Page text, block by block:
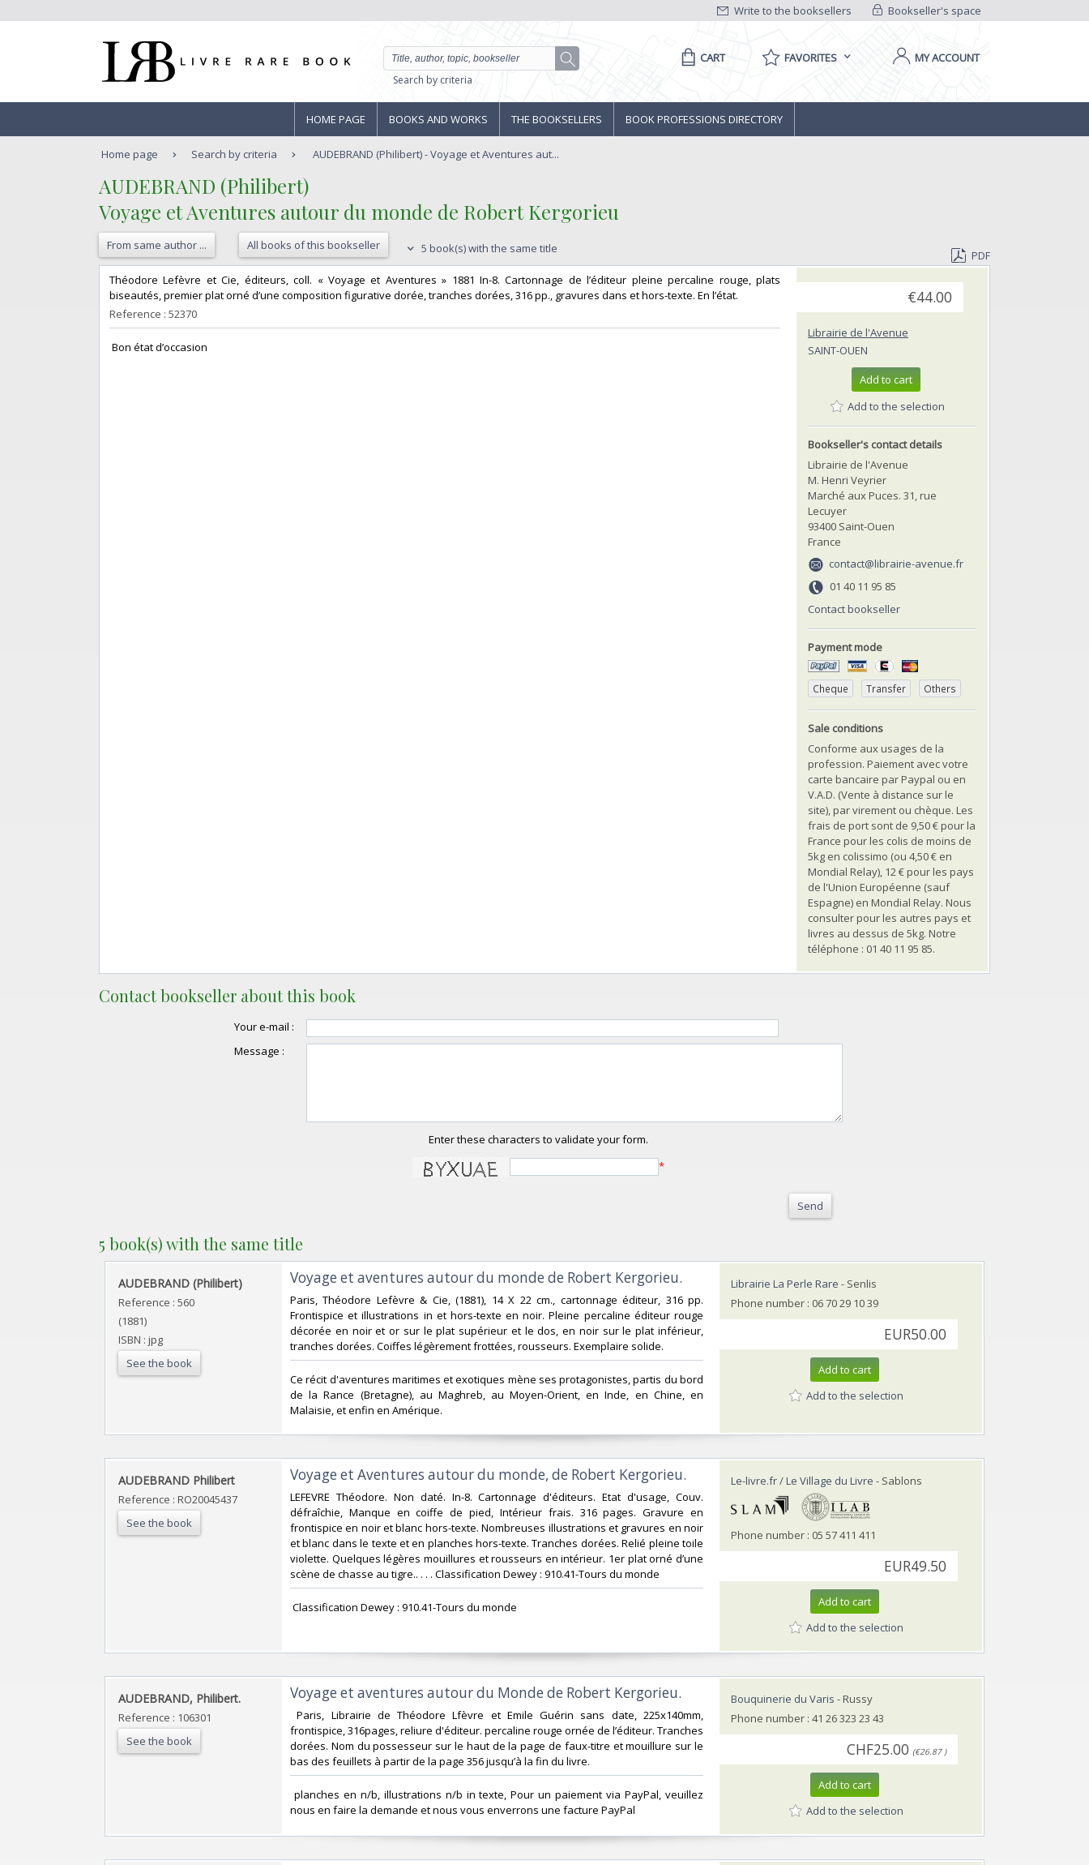
Bookseller's space
Write to the booksellers
Search by criteria
CART FAVORITES MY ACCOUNT
HOME PAGE BOOKS AND WORKS THE BOOKSELLERS BOOK PROFESSIONS DIRECTORY
Home page Search by criteria AUDEBRAND (Philibert) - Voyage et Aventures aut...
‎AUDEBRAND (Philibert)‎
‎Voyage et Aventures autour du monde de Robert Kergorieu‎
From same author ... All books of this bookseller 5 book(s) with the same title
PDF
‎Théodore Lefèvre et Cie, éditeurs, coll. « Voyage et Aventures » 1881 In-8. Cartonnage de l’éditeur pleine percaline rouge, plats
biseautés, premier plat orné d’une composition figurative dorée, tranches dorées, 316 pp., gravures dans et hors-texte. En l’état.‎
Reference : 52370
‎ Bon état d’occasion ‎
€44.00
Librairie de l'Avenue
SAINT-OUEN
Add to cart
Add to the selection
Bookseller's contact details
Librairie de l'Avenue
M. Henri Veyrier
Marché aux Puces. 31, rue
Lecuyer
93400 Saint-Ouen
France
contact@librairie-avenue.fr
01 40 11 95 85
Contact bookseller
Payment mode
Cheque Transfer Others
Sale conditions
Conforme aux usages de la
profession. Paiement avec votre
carte bancaire par Paypal ou en
V.A.D. (Vente à distance sur le
site), par virement ou chèque. Les
frais de port sont de 9,50 € pour la
France pour les colis de moins de
5kg en colissimo (ou 4,50 € en
Mondial Relay), 12 € pour les pays
de l'Union Européenne (sauf
Espagne) en Mondial Relay. Nous
consulter pour les autres pays et
livres au dessus de 5kg. Notre
téléphone : 01 40 11 95 85.
Contact bookseller about this book
Your e-mail :
Message :
Enter these characters to validate your form.
*
Send
5 book(s) with the same title
‎AUDEBRAND (Philibert)‎
Reference : 560
(1881)
ISBN : jpg
See the book
‎Voyage et aventures autour du monde de Robert Kergorieu.‎
‎Paris, Théodore Lefèvre & Cie, (1881), 14 X 22 cm., cartonnage éditeur, 316 pp.
Frontispice et illustrations in et hors-texte en noir. Pleine percaline éditeur rouge
décorée en noir et or sur le plat supérieur et le dos, en noir sur le plat inférieur,
tranches dorées. Coiffes légèrement frottées, rousseurs. Exemplaire solide.‎
‎Ce récit d'aventures maritimes et exotiques mène ses protagonistes, partis du bord
de la Rance (Bretagne), au Maghreb, au Moyen-Orient, en Inde, en Chine, en
Malaisie, et enfin en Amérique. ‎
Librairie La Perle Rare - Senlis
Phone number : 06 70 29 10 39
EUR50.00
Add to cart
Add to the selection
‎AUDEBRAND Philibert‎
Reference : RO20045437
See the book
‎Voyage et Aventures autour du monde, de Robert Kergorieu.‎
‎LEFEVRE Théodore. Non daté. In-8. Cartonnage d'éditeurs. Etat d'usage, Couv.
défraîchie, Manque en coiffe de pied, Intérieur frais. 316 pages. Gravure en
frontispice en noir et blanc hors-texte. Nombreuses illustrations et gravures en noir
et blanc dans le texte et en planches hors-texte. Tranches dorées. Relié pleine toile
violette. Quelques légères mouillures et rousseurs en intérieur. 1er plat orné d’une
scène de chasse au tigre.. . . . Classification Dewey : 910.41-Tours du monde‎
‎ Classification Dewey : 910.41-Tours du monde‎
Le-livre.fr / Le Village du Livre - Sablons
Phone number : 05 57 411 411
EUR49.50
Add to cart
Add to the selection
‎AUDEBRAND, Philibert.‎
Reference : 106301
See the book
‎Voyage et aventures autour du Monde de Robert Kergorieu.‎
‎ Paris, Librairie de Théodore Lfèvre et Emile Guérin sans date, 225x140mm,
frontispice, 316pages, reliure d'éditeur. percaline rouge ornée de l’éditeur. Tranches
dorées. Nom du possesseur sur le haut de la page de faux-titre et mouillure sur le
bas des feuillets à partir de la page 356 jusqu’à la fin du livre. ‎
‎ planches en n/b, illustrations n/b in texte, Pour un paiement via PayPal, veuillez
nous en faire la demande et nous vous enverrons une facture PayPal‎
Bouquinerie du Varis - Russy
Phone number : 41 26 323 23 43
CHF25.00 (€26.87 )
Add to cart
Add to the selection